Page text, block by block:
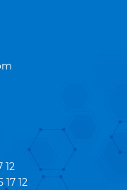
12
17 12